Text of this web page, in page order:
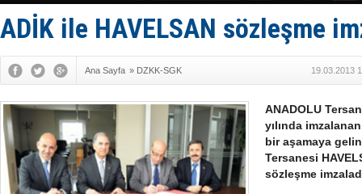
İTU AUV,
ADİK ile HAVELSAN sözleşme
Ana Sayfa » DZKK-SGK 19.03.2013
ANADOLU
yılında
bir aşamaya
Tersanesi
sözleşme